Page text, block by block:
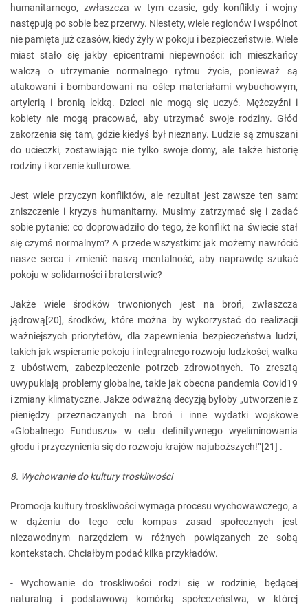
humanitarnego, zwłaszcza w tym czasie, gdy konflikty i wojny
następują po sobie bez przerwy. Niestety, wiele regionów i wspólnot
nie pamięta już czasów, kiedy żyły w pokoju i bezpieczeństwie. Wiele
miast stało się jakby epicentrami niepewności: ich mieszkańcy
walczą o utrzymanie normalnego rytmu życia, ponieważ są
atakowani i bombardowani na oślep materiałami wybuchowym,
artylerią i bronią lekką. Dzieci nie mogą się uczyć. Mężczyźni i
kobiety nie mogą pracować, aby utrzymać swoje rodziny. Głód
zakorzenia się tam, gdzie kiedyś był nieznany. Ludzie są zmuszani
do ucieczki, zostawiając nie tylko swoje domy, ale także historię
rodziny i korzenie kulturowe.
Jest wiele przyczyn konfliktów, ale rezultat jest zawsze ten sam:
zniszczenie i kryzys humanitarny. Musimy zatrzymać się i zadać
sobie pytanie: co doprowadziło do tego, że konflikt na świecie stał
się czymś normalnym? A przede wszystkim: jak możemy nawrócić
nasze serca i zmienić naszą mentalność, aby naprawdę szukać
pokoju w solidarności i braterstwie?
Jakże wiele środków trwonionych jest na broń, zwłaszcza
jądrową[20], środków, które można by wykorzystać do realizacji
ważniejszych priorytetów, dla zapewnienia bezpieczeństwa ludzi,
takich jak wspieranie pokoju i integralnego rozwoju ludzkości, walka
z ubóstwem, zabezpieczenie potrzeb zdrowotnych. To zresztą
uwypuklają problemy globalne, takie jak obecna pandemia Covid19
i zmiany klimatyczne. Jakże odważną decyzją byłoby „utworzenie z
pieniędzy przeznaczanych na broń i inne wydatki wojskowe
«Globalnego Funduszu» w celu definitywnego wyeliminowania
głodu i przyczynienia się do rozwoju krajów najuboższych!”[21] .
8. Wychowanie do kultury troskliwości
Promocja kultury troskliwości wymaga procesu wychowawczego, a
w dążeniu do tego celu kompas zasad społecznych jest
niezawodnym narzędziem w różnych powiązanych ze sobą
kontekstach. Chciałbym podać kilka przykładów.
- Wychowanie do troskliwości rodzi się w rodzinie, będącej
naturalną i podstawową komórką społeczeństwa, w której